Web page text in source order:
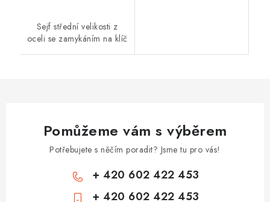
Sejf střední velikosti z
oceli se zamykáním na klíč
Pomůžeme vám s výběrem
Potřebujete s něčím poradit? Jsme tu pro vás!
+ 420 602 422 453
+ 420 602 422 453